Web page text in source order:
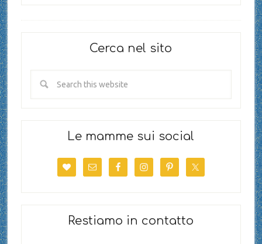
Cerca nel sito
Le mamme sui social
Restiamo in contatto